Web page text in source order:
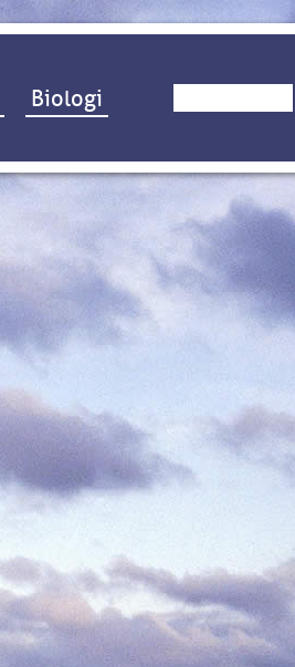
Biologi Søg